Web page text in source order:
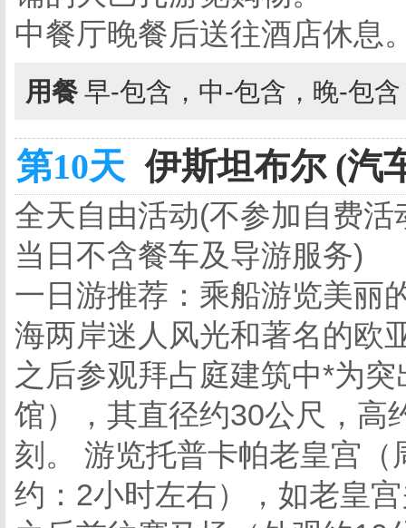
中餐厅晚餐后送往酒店休息
用餐 早-包含，中-包含，晚-包
第10天 伊斯坦布尔 (汽
全天自由活动(不参加自费
当日不含餐车及导游服务)
一日游推荐：乘船游览美丽
海两岸迷人风光和著名的欧
之后参观拜占庭建筑中*为
馆），其直径约30公尺，高
刻。 游览托普卡帕老皇宫
约：2小时左右），如老皇